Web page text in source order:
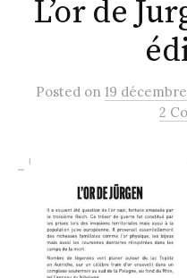
L’or de
Posted on 19
2